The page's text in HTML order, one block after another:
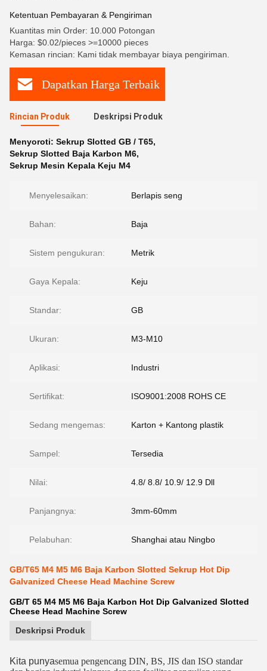
Ketentuan Pembayaran & Pengiriman
Kuantitas min Order: 10.000 Potongan
Harga: $0.02/pieces >=10000 pieces
Kemasan rincian: Kami tidak membayar biaya pengiriman.
Dapatkan Harga Terbaik
Rincian Produk Deskripsi Produk
Menyoroti: Sekrup Slotted GB / T65,
Sekrup Slotted Baja Karbon M6,
Sekrup Mesin Kepala Keju M4
Menyelesaikan: Berlapis seng
Bahan: Baja
Sistem pengukuran: Metrik
Gaya Kepala: Keju
Standar: GB
Ukuran: M3-M10
Aplikasi: Industri
Sertifikat: ISO9001:2008 ROHS CE
Sedang mengemas: Karton + Kantong plastik
Sampel: Tersedia
Nilai: 4.8/ 8.8/ 10.9/ 12.9 Dll
Panjangnya: 3mm-60mm
Pelabuhan: Shanghai atau Ningbo
GB/T65 M4 M5 M6 Baja Karbon Slotted Sekrup Hot Dip
Galvanized Cheese Head Machine Screw
GB/T 65 M4 M5 M6 Baja Karbon Hot Dip Galvanized Slotted
Cheese Head Machine Screw
Deskripsi Produk
Kita punyasemua pengencang DIN, BS, JIS dan ISO standar